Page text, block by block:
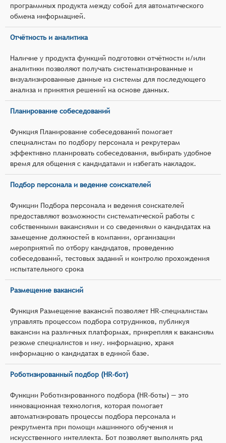
программных продукта между собой для автоматического
обмена информацией.
Отчётность и аналитика
Наличие у продукта функций подготовки отчётности и/или
аналитики позволяют получать систематизированные и
визуализированные данные из системы для последующего
анализа и принятия решений на основе данных.
Планирование собеседований
Функция Планирование собеседований помогает
специалистам по подбору персонала и рекрутерам
эффективно планировать собеседования, выбирать удобное
время для общения с кандидатами и избегать накладок.
Подбор персонала и ведение соискателей
Функции Подбора персонала и ведения соискателей
предоставляют возможности систематической работы с
собственными вакансиями и со сведениями о кандидатах на
замещение должностей в компании, организации
мероприятий по отбору кандидатов, проведению
собеседований, тестовых заданий и контролю прохождения
испытательного срока
Размещение вакансий
Функция Размещение вакансий позволяет HR-специалистам
управлять процессом подбора сотрудников, публикуя
вакансии на различных платформах, прикрепляя к вакансиям
резюме специалистов и ину. информацию, храня
информацию о кандидатах в единой базе.
Роботизированный подбор (HR-бот)
Функции Роботизированного подбора (HR-боты) — это
инновационная технология, которая помогает
автоматизировать процессы подбора персонала и
рекрутмента при помощи машинного обучения и
искусственного интеллекта. Бот позволяет выполнять ряд